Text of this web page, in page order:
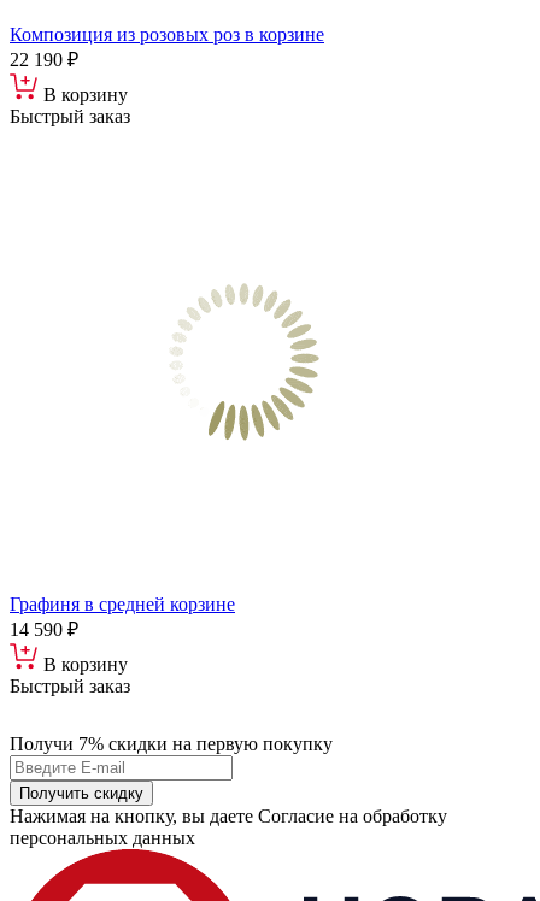
Композиция из розовых роз в корзине
22 190 ₽
В корзину
Быстрый заказ
Графиня в средней корзине
14 590 ₽
В корзину
Быстрый заказ
Получи 7% скидки на первую покупку
Получить скидку
Нажимая на кнопку, вы даете Согласие на обработку
персональных данных